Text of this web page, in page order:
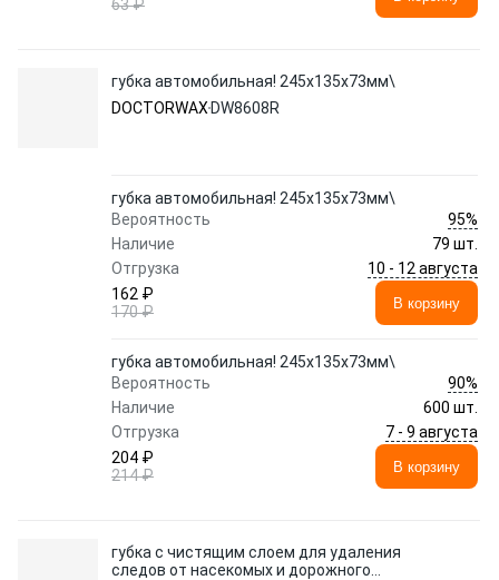
63 ₽
губка автомобильная! 245x135x73мм\
DOCTORWAX DW8608R
губка автомобильная! 245x135x73мм\
Вероятность
95%
Наличие
79 шт.
Отгрузка
10 - 12 августа
162 ₽
170 ₽
В корзину
губка автомобильная! 245x135x73мм\
Вероятность
90%
Наличие
600 шт.
Отгрузка
7 - 9 августа
204 ₽
214 ₽
В корзину
губка с чистящим слоем для удаления
следов от насекомых и дорожного